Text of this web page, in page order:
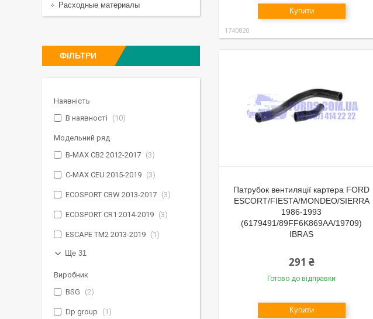
Купити
1740820
Патрубок вентиляції картера FORD
ESCORT/FIESTA/MONDEO/SIERRA
1986-1993
(6179491/89FF6K869AA/19709)
IBRAS
291 ₴
Готово до відправки
Купити
Расходные материалы
ФІЛЬТРИ
Наявність
В наявності
10
Модельний ряд
B-MAX CB2 2012-2017
3
C-MAX CEU 2015-2019 3
ECOSPORT CBW 2013-2017 3
ECOSPORT CR1 2014-2019 3
ESCAPE TM2 2013-2019 1
Ще 31
Виробник
BSG
2
Dp group 1